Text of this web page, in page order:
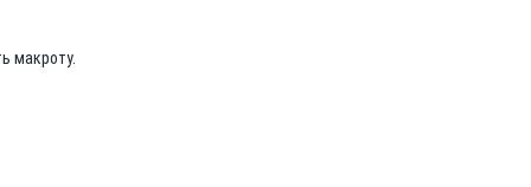
макроту.